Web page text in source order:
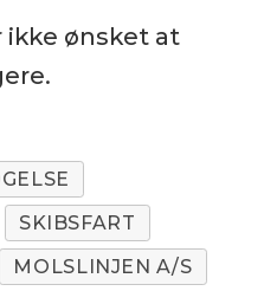
ønsket at
SKIBSFART
MOLSLINJEN A/S